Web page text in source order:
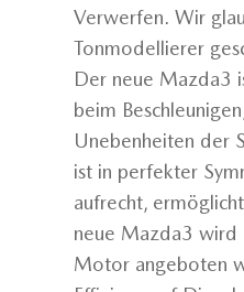
Verwerfen. Wir
Tonmodellierer
Der neue Mazda3
beim
Unebenheiten der
ist in perfekter
aufrecht,
neue Mazda3 wird
Motor angeboten